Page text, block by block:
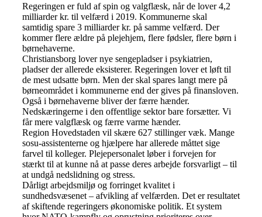
Regeringen er fuld af spin og valgflæsk, når de lover 4,2
milliarder kr. til velfærd i 2019. Kommunerne skal
samtidig spare 3 milliarder kr. på samme velfærd. Der
kommer flere ældre på plejehjem, flere fødsler, flere børn i
børnehaverne.
Christiansborg lover nye sengepladser i psykiatrien,
pladser der allerede eksisterer. Regeringen lover et løft til
de mest udsatte børn. Men der skal spares langt mere på
børneområdet i kommunerne end der gives på finansloven.
Også i børnehaverne bliver der færre hænder.
Nedskæringerne i den offentlige sektor bare forsætter. Vi
får mere valgflæsk og færre varme hænder.
Region Hovedstaden vil skære 627 stillinger væk. Mange
sosu-assistenterne og hjælpere har allerede måttet sige
farvel til kolleger. Plejepersonalet løber i forvejen for
stærkt til at kunne nå at passe deres arbejde forsvarligt – til
at undgå nedslidning og stress.
Dårligt arbejdsmiljø og forringet kvalitet i
sundhedsvæsenet – afvikling af velfærden. Det er resultatet
af skiftende regeringers økonomiske politik. Et system